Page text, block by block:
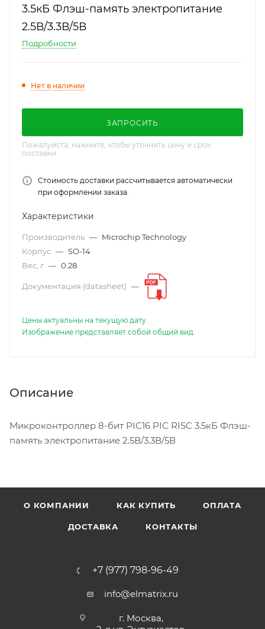
3.5кБ Флэш-память электропитание
2.5В/3.3В/5В
Подробности
Нет в наличии
ЗАПРОСИТЬ
Пожалуйста, нажмите, чтобы уточнить цену и срок
поставки
Стоимость доставки рассчитывается автоматически
при оформлении заказа.
Характеристики
Производитель — Microchip Technology
Корпус — SO-14
Вес, г — 0.28
Документация (datasheet) —
Цены актуальны на текущую дату.
Изображение представляет собой общий вид.
Описание
Микроконтроллер 8-бит PIC16 PIC RISC 3.5кБ Флэш-
память электропитание 2.5В/3.3В/5В
О КОМПАНИИ КАК КУПИТЬ ОПЛАТА
ДОСТАВКА КОНТАКТЫ
+7 (977) 798-96-49
info@elmatrix.ru
г. Москва,